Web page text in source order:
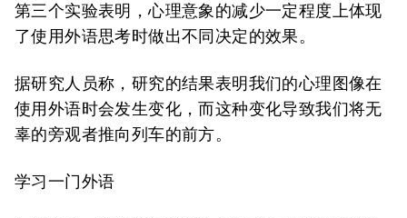
第三个实验表明，心理意象的减少一定程度上体现
了使用外语思考时做出不同决定的效果。
据研究人员称，研究的结果表明我们的心理图像在
使用外语时会发生变化，而这种变化导致我们将无
辜的旁观者推向列车的前方。
学习一门外语